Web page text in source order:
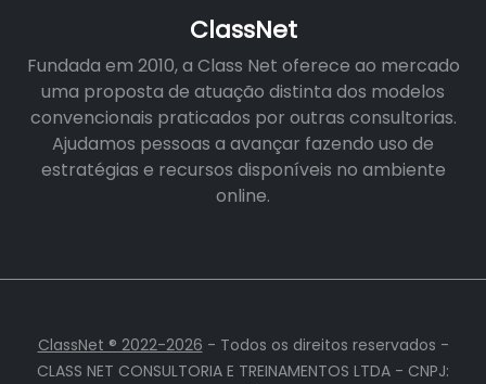
ClassNet
Fundada em 2010, a Class Net oferece ao mercado
uma proposta de atuação distinta dos modelos
convencionais praticados por outras consultorias.
Ajudamos pessoas a avançar fazendo uso de
estratégias e recursos disponíveis no ambiente
online.
ClassNet ® 2022-2026 - Todos os direitos reservados -
CLASS NET CONSULTORIA E TREINAMENTOS LTDA - CNPJ: